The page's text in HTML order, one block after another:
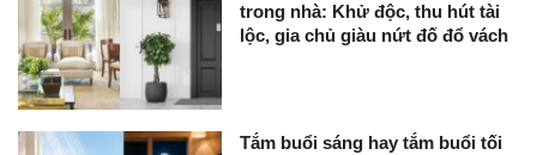
trong nhà: Khử độc, thu hút tài
lộc, gia chủ giàu nứt đố đổ vách
Tắm buổi sáng hay tắm buổi tối